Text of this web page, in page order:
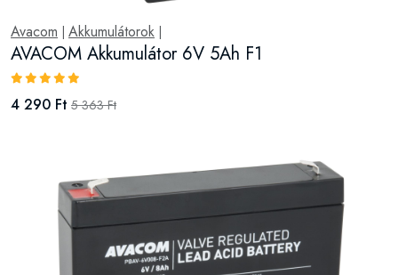
Avacom Akkumulátorok
AVACOM Akkumulátor 6V 5Ah F1
4 290 Ft 5 363 Ft